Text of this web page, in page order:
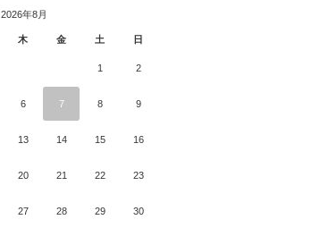
2026年8月
木 金 土 日
1 2
6 7 8 9
13 14 15 16
20 21 22 23
27 28 29 30